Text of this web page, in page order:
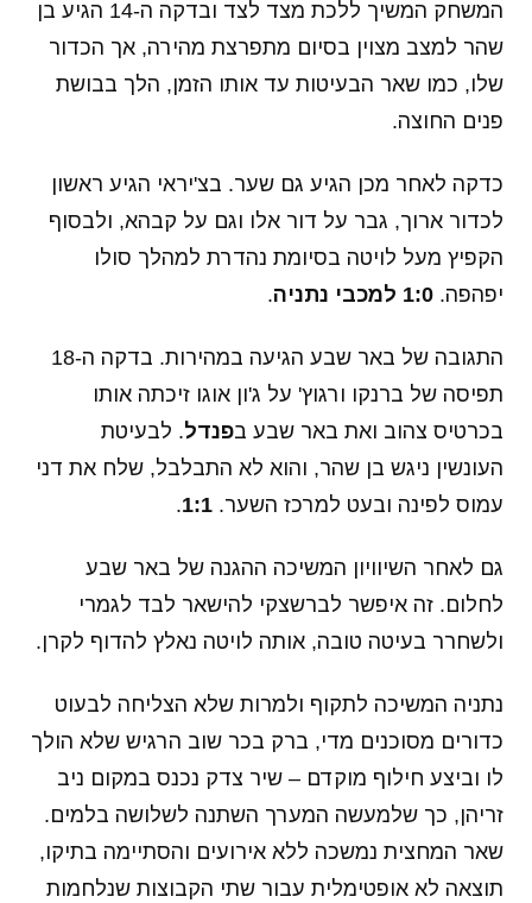
המשחק המשיך ללכת מצד לצד ובדקה ה-14 הגיע בן
שהר למצב מצוין בסיום מתפרצת מהירה, אך הכדור
שלו, כמו שאר הבעיטות עד אותו הזמן, הלך בבושת
פנים החוצה.
כדקה לאחר מכן הגיע גם שער. בצ'יראי הגיע ראשון
לכדור ארוך, גבר על דור אלו וגם על קבהא, ולבסוף
הקפיץ מעל לויטה בסיומת נהדרת למהלך סולו
יפהפה. 1:0 למכבי נתניה .
התגובה של באר שבע הגיעה במהירות. בדקה ה-18
תפיסה של ברנקו ורגוץ' על ג'ון אוגו זיכתה אותו
בכרטיס צהוב ואת באר שבע בפנדל. לבעיטת
העונשין ניגש בן שהר, והוא לא התבלבל, שלח את דני
עמוס לפינה ובעט למרכז השער. 1:1
.
גם לאחר השיוויון המשיכה ההגנה של באר שבע
לחלום. זה איפשר לברשצקי להישאר לבד לגמרי
ולשחרר בעיטה טובה, אותה לויטה נאלץ להדוף לקרן.
נתניה המשיכה לתקוף ולמרות שלא הצליחה לבעוט
כדורים מסוכנים מדי, ברק בכר שוב הרגיש שלא הולך
לו וביצע חילוף מוקדם – שיר צדק נכנס במקום ניב
זריהן, כך שלמעשה המערך השתנה לשלושה בלמים.
שאר המחצית נמשכה ללא אירועים והסתיימה בתיקו,
תוצאה לא אופטימלית עבור שתי הקבוצות שנלחמות